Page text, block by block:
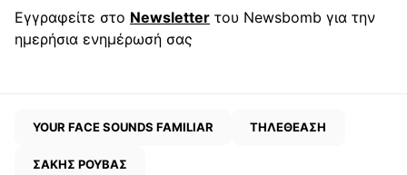
Εγγραφείτε στο Newsletter του Newsbomb για την
ημερήσια ενημέρωσή σας
YOUR FACE SOUNDS FAMILIAR ΤΗΛΕΘΕΑΣΗ
ΣΑΚΗΣ ΡΟΥΒΑΣ